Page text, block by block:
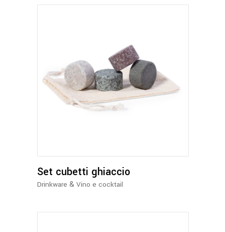
Set cubetti ghiaccio
Drinkware & Vino e cocktail